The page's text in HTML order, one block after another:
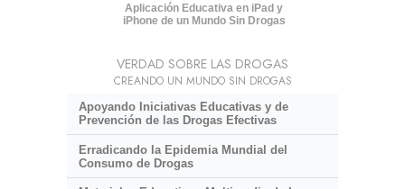
Aplicación Educativa en iPad y
iPhone de un Mundo Sin Drogas
VERDAD SOBRE LAS DROGAS
CREANDO UN MUNDO SIN DROGAS
Apoyando Iniciativas Educativas y de
Prevención de las Drogas Efectivas
Erradicando la Epidemia Mundial del
Consumo de Drogas